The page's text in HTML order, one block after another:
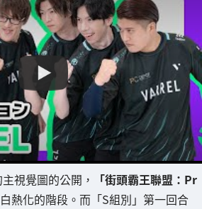
視覺圖的公開，
「街頭霸王聯盟：Pr
熱化的階段。而「S組別」第一回合